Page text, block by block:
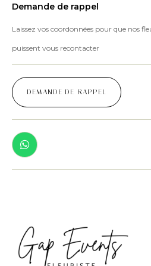
Demande de rappel
Laissez vos coordonnées pour que nos
puissent vous recontacter
DEMANDE DE RAPPEL